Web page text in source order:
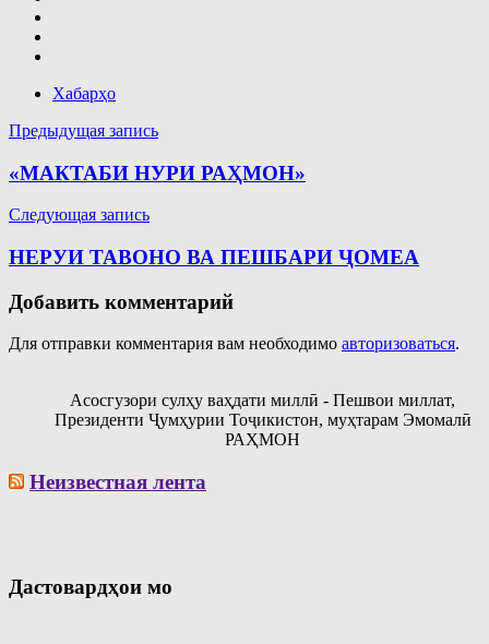
Хабарҳо
Навигация
по
Предыдущая запись
«МАКТАБИ НУРИ РАҲМОН»
Следующая запись
НЕРУИ ТАВОНО ВА ПЕШБАРИ ҶОМЕА
Добавить комментарий
Для отправки комментария вам необходимо авторизоваться.
Асосгузори сулҳу ваҳдати миллӣ - Пешвои миллат,
Президенти Ҷумҳурии Тоҷикистон, муҳтарам Эмомалӣ
РАҲМОН
Неизвестная лента
Дастовардҳои мо